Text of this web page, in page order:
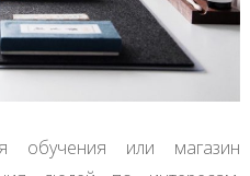
обучения или магазин